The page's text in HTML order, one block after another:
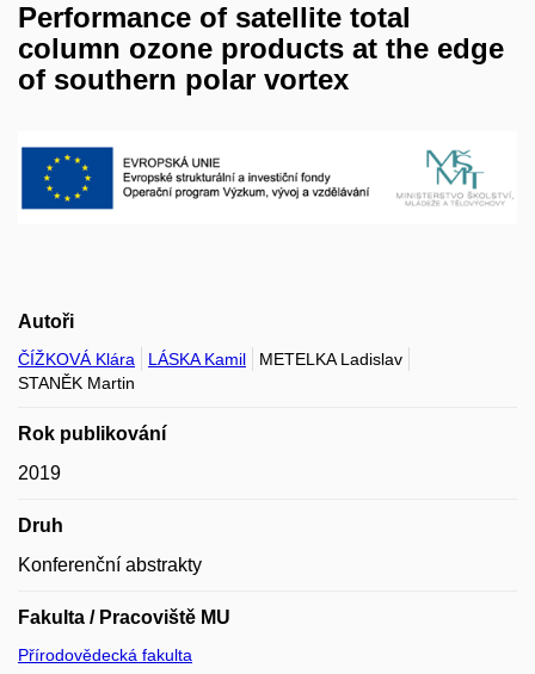
Performance of satellite total
column ozone products at the edge
of southern polar vortex
Autoři
ČÍŽKOVÁ Klára LÁSKA Kamil
METELKA Ladislav
STANĚK Martin
Rok publikování
2019
Druh
Konferenční abstrakty
Fakulta / Pracoviště MU
Přírodovědecká fakulta